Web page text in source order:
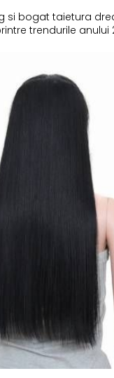
si bogat taietura
trendurile anului